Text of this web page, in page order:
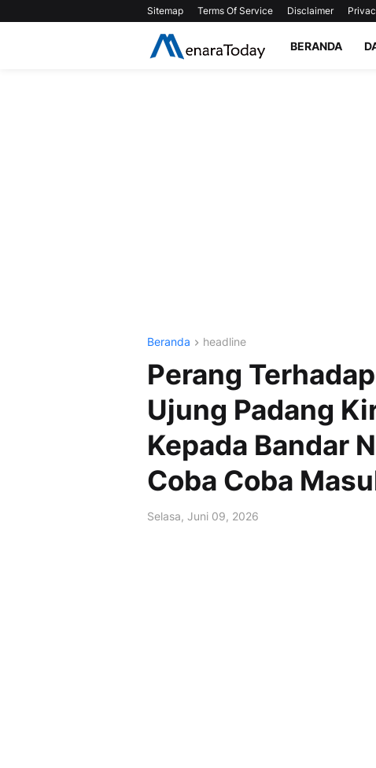
Sitemap Terms Of Service Disclaimer
BERANDA
Beranda headline
Perang
Ujung Padang
Kepada Bandar
Coba Coba
Selasa, Juni 09, 2026